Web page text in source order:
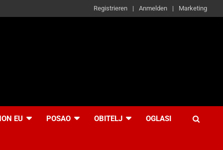
Registrieren Anmelden Marketing
EU POSAO OBITELJ OGLASI